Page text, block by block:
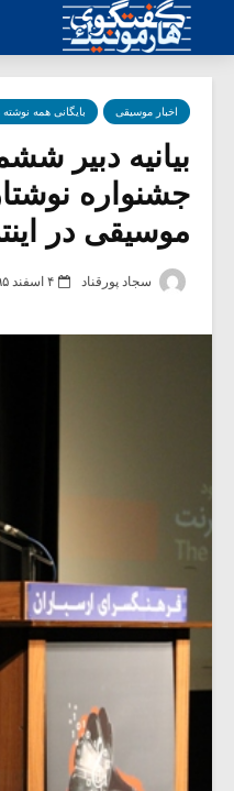
اخبار موسیقی بایگانی همه نوشته
بیانیه دبیر
جشنواره
موسیقی در
سجاد پورقناد ۴ اسفند ۱۳۹۵